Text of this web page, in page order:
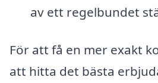
av ett regelbundet
För att få en mer exakt
att hitta det bästa